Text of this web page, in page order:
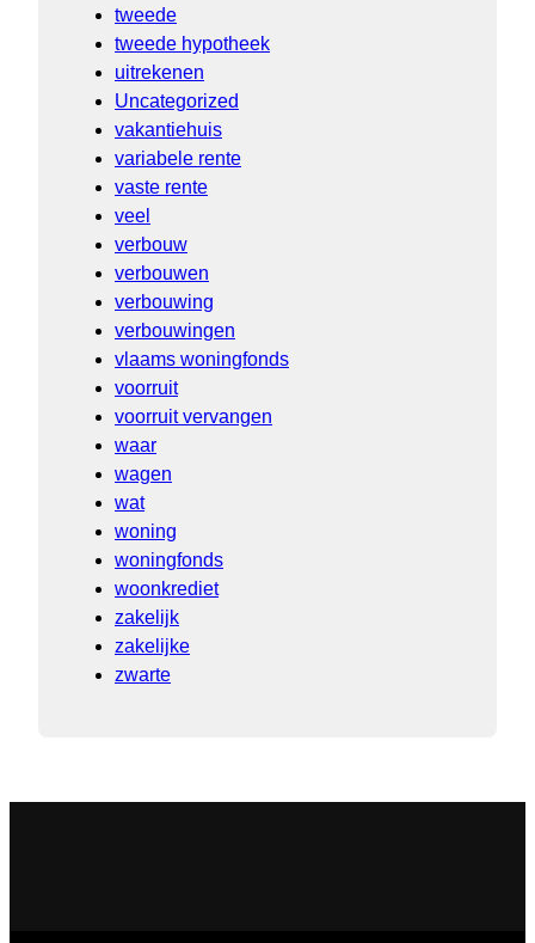
tweede
tweede hypotheek
uitrekenen
Uncategorized
vakantiehuis
variabele rente
vaste rente
veel
verbouw
verbouwen
verbouwing
verbouwingen
vlaams woningfonds
voorruit
voorruit vervangen
waar
wagen
wat
woning
woningfonds
woonkrediet
zakelijk
zakelijke
zwarte